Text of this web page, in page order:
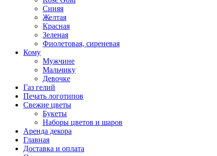
Синяя
Желтая
Красная
Зеленая
Фиолетовая, сиреневая
Кому
Мужчине
Мальчику
Девочке
Газ гелий
Печать логотипов
Свежие цветы
Букеты
Наборы цветов и шаров
Аренда декора
Главная
Доставка и оплата